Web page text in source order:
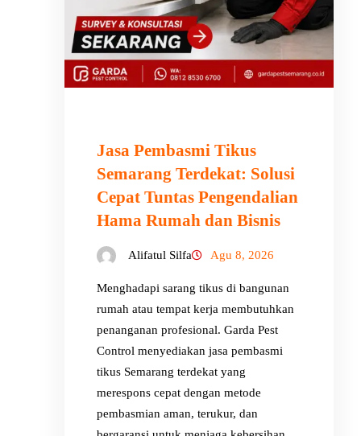
Jasa Pembasmi Tikus
Semarang Terdekat: Solusi
Cepat Tuntas Pengendalian
Hama Rumah dan Bisnis
Alifatul Silfa Agu 8, 2026
Menghadapi sarang tikus di bangunan
rumah atau tempat kerja membutuhkan
penanganan profesional. Garda Pest
Control menyediakan jasa pembasmi
tikus Semarang terdekat yang
merespons cepat dengan metode
pembasmian aman, terukur, dan